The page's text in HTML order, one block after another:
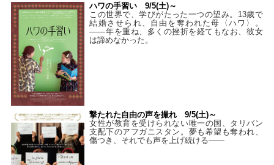
ハワの手習い 9/5(土)～
この世界で、学びがたった一つの望み。13歳で
結婚させられ、自由を奪われた母〈ハワ〉。
——年を重ね、多くの挫折を経てもなお、彼女
は諦めなかった。
撃たれた自由の声を撮れ 9/5(土)～
女性が教育を受けられない唯一の国、タリバン
支配下のアフガニスタン。夢も希望も奪われ、
傷つき、それでも声を上げ続ける——